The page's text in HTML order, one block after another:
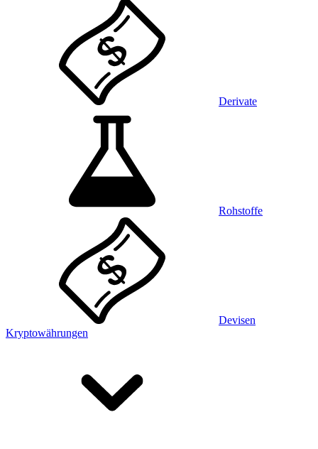
Derivate
Rohstoffe
Devisen
Kryptowährungen